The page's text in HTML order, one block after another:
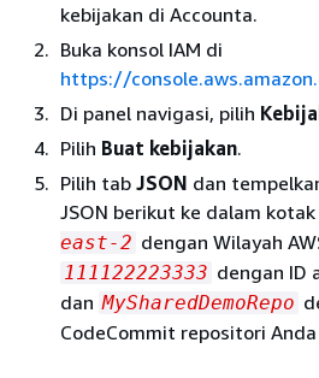
kebijakan di Accounta.
Buka konsol IAM di
https://
Di panel navigasi, pilih
Pilih Buat kebijakan.
Pilih tab JSON dan
JSON berikut ke dalam
east-2 dengan Wilayah
111122223333 dengan ID
dan MySharedDemoRepo
CodeCommit repositori